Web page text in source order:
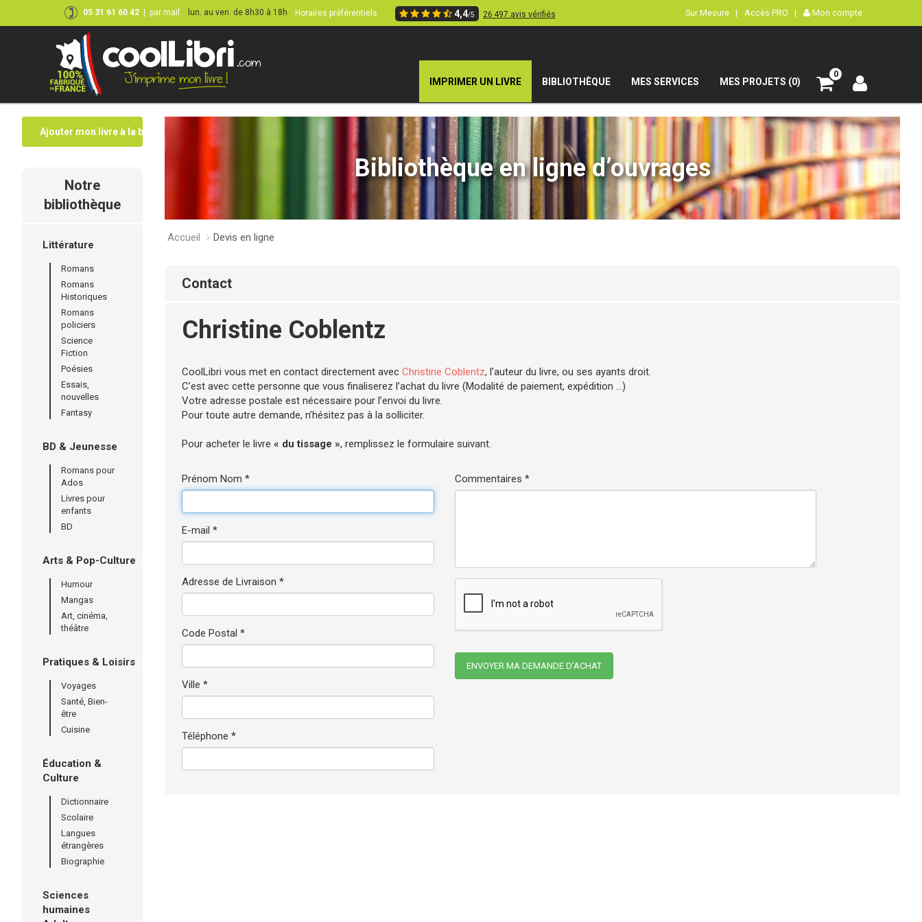
05 31 61 60 42 par mail lun. au ven. de 8h30 à 18h Horaires préférentiels 4,4/5 26 497 avis vérifiés Sur Mesure | Accès PRO | Mon compte
IMPRIMER UN LIVRE BIBLIOTHÈQUE MES SERVICES MES PROJETS (0)
0
Ajouter mon livre à la bibliothèque
Notre
bibliothèque
Littérature
Romans
Romans
Historiques
Romans
policiers
Science
Fiction
Poésies
Essais,
nouvelles
Fantasy
BD & Jeunesse
Romans pour
Ados
Livres pour
enfants
BD
Arts & Pop-Culture
Humour
Mangas
Art, cinéma,
théâtre
Pratiques & Loisirs
Voyages
Santé, Bien-
être
Cuisine
Éducation &
Culture
Dictionnaire
Scolaire
Langues
étrangères
Biographie
Sciences
humaines
Bibliothèque en ligne d’ouvrages
Accueil Devis en ligne
contact
Christine Coblentz
CoolLibri vous met en contact directement avec Christine Coblentz, l’auteur du livre, ou ses ayants droit.
C’est avec cette personne que vous finaliserez l’achat du livre (Modalité de paiement, expédition ...)
Votre adresse postale est nécessaire pour l’envoi du livre.
Pour toute autre demande, n’hésitez pas à la solliciter.
Pour acheter le livre « du tissage », remplissez le formulaire suivant.
Prénom Nom *
E-mail *
Adresse de Livraison *
Code Postal *
Ville *
Téléphone *
Commentaires *